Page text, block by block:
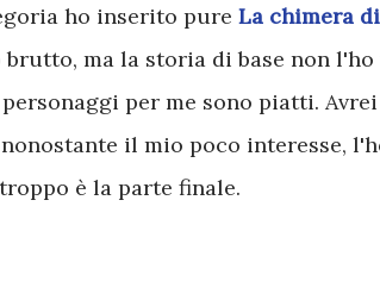
ho inserito pure La chimera
ma la storia di base non
per me sono piatti.
il mio poco interesse,
è la parte finale.